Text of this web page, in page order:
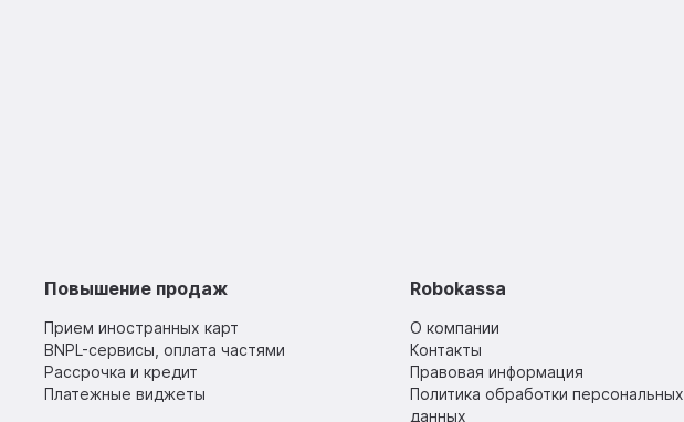
Повышение продаж
Прием иностранных карт
BNPL-сервисы, оплата частями
Рассрочка и кредит
Платежные виджеты
Robokassa
О компании
Контакты
Правовая информация
Политика обработки персональных
данных